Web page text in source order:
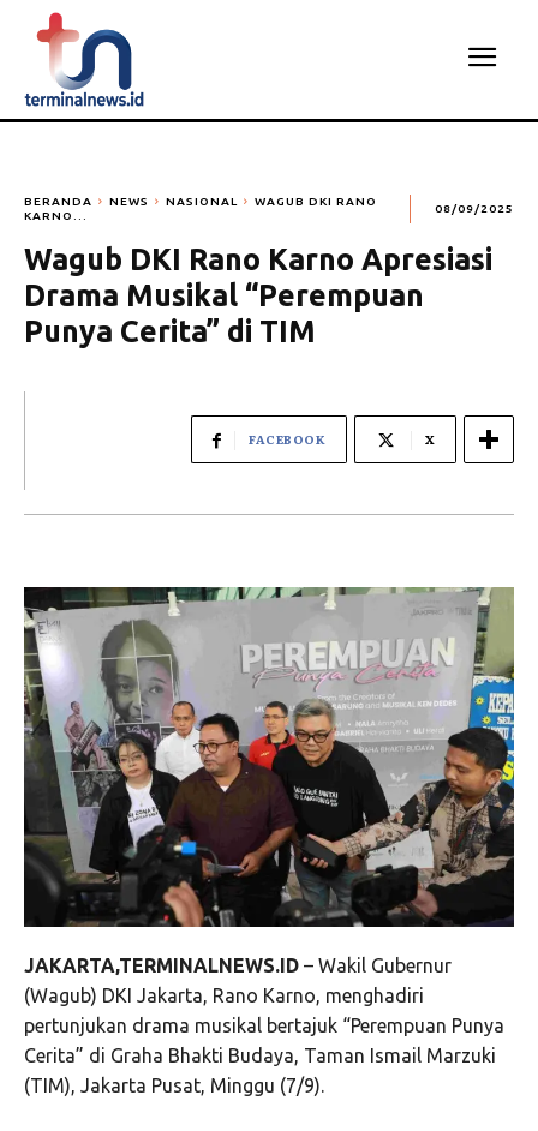
BERANDA NEWS NASIONAL
WAGUB DKI RANO
KARNO...
08/09/2025
Wagub DKI Rano Karno Apresiasi
Drama Musikal “Perempuan
Punya Cerita” di TIM
FACEBOOK X
JAKARTA,TERMINALNEWS.ID – Wakil Gubernur
(Wagub) DKI Jakarta, Rano Karno, menghadiri
pertunjukan drama musikal bertajuk “Perempuan Punya
Cerita” di Graha Bhakti Budaya, Taman Ismail Marzuki
(TIM), Jakarta Pusat, Minggu (7/9).